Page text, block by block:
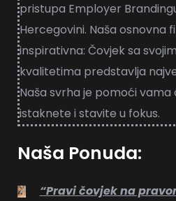
pristupa Employer
Hercegovini. Naša osnovna
inspirativna: Čovjek sa
kvalitetima predstavlja
Naša svrha je pomoći vama
istaknete i stavite u fokus.
Naša Ponuda:
“Pravi čovjek na